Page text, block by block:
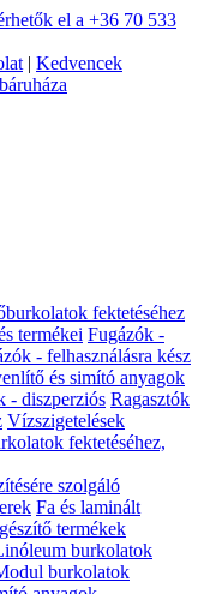
el a +36 70 533
| Kedvencek
fektetéséhez
termékei Fugázók -
- felhasználásra kész
és simító anyagok
- diszperziós Ragasztók
Vízszigetelések
fektetéséhez,
szolgáló
Fa és laminált
termékek
burkolatok
burkolatok